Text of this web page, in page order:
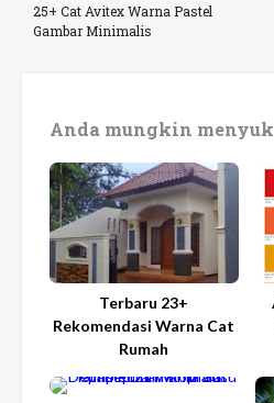
25+ Cat Avitex Warna Pastel
Gambar Minimalis
Anda mungkin
Terbaru 23+
Rekomendasi Warna Cat
Rumah